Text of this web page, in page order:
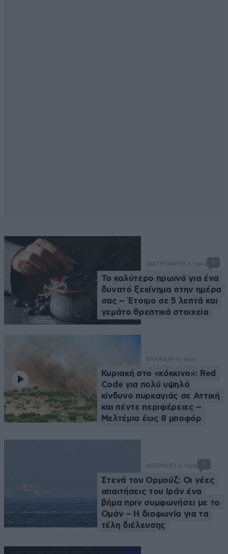
ΔΙΑΤΡΟΦΗ55 λ. πριν 1
Το καλύτερο πρωινό για ένα
δυνατό ξεκίνημα στην ημέρα
σας – Έτοιμο σε 5 λεπτά και
γεμάτο θρεπτικά στοιχεία
ΕΛΛΑΔΑ 1 ω. πριν
Κυριακή στο «κόκκινο»: Red
Code για πολύ υψηλό
κίνδυνο πυρκαγιάς σε Αττική
και πέντε περιφέρειες –
Μελτέμια έως 8 μποφόρ
ΚΟΣΜΟΣ 1 ω. πριν 1
Στενά του Ορμούζ: Οι νέες
απαιτήσεις του Ιράν ένα
βήμα πριν συμφωνήσει με το
Ομάν – Η διαφωνία για τα
τέλη διέλευσης